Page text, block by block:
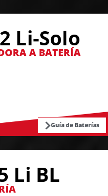
Li-Solo
A BATERÍA
Guía de Baterías
Li BL